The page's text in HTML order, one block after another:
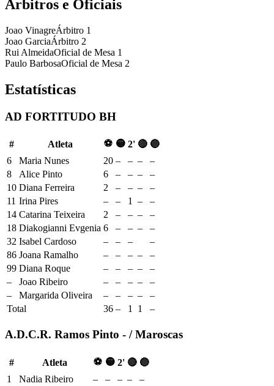
Árbitros e Oficiais
Joao VinagreÁrbitro 1
Joao GarciaÁrbitro 2
Rui AlmeidaOficial de Mesa 1
Paulo BarbosaOficial de Mesa 2
Estatísticas
AD FORTITUDO BH
# Atleta ⚽ 🟡 2' 🔴 🔵
6
Maria Nunes 20 – – –
–
8
Alice Pinto 6 – – –
–
10 Diana Ferreira 2 – – –
–
11 Irina Pires – – 1 –
–
14 Catarina Teixeira 2 – – –
–
18 Diakogianni Evgenia 6 – – –
–
32 Isabel Cardoso – – –
–
86 Joana Ramalho – – – –
–
99 Diana Roque – – – –
–
–
Joao Ribeiro – – – –
–
–
Margarida Oliveira – – – –
–
Total
36 – 1 1 –
A.D.C.R. Ramos Pinto - / Maroscas
# Atleta ⚽ 🟡 2' 🔴 🔵
1
Nadia Ribeiro – – – –
–